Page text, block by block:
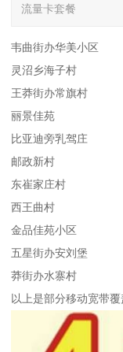
流量卡套餐
韦曲街办华美小区
灵沼乡海子村
王莽街办常旗村
丽景佳苑
比亚迪旁乳驾庄
邮政新村
东崔家庄村
西王曲村
金品佳苑小区
五星街办安刘堡
莽街办水寨村
以上是部分移动宽带